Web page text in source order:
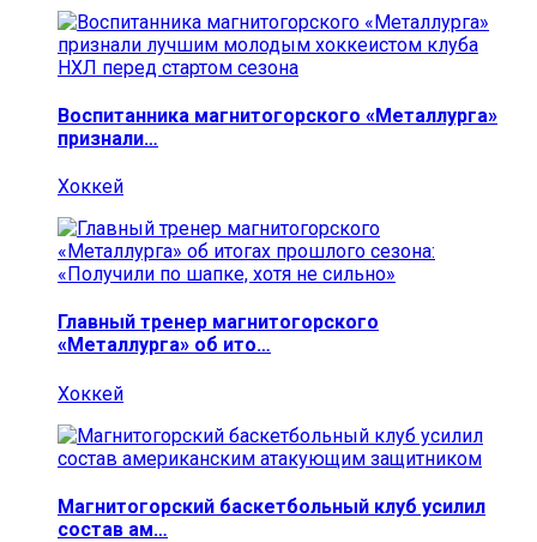
Воспитанника магнитогорского «Металлурга»
признали…
Хоккей
Главный тренер магнитогорского
«Металлурга» об ито…
Хоккей
Магнитогорский баскетбольный клуб усилил
состав ам…